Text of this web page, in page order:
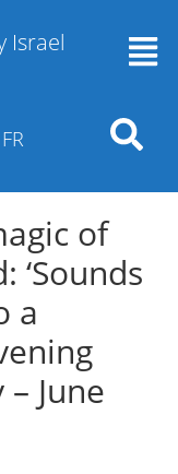
Israel
FR
of
‘Sounds
a
June